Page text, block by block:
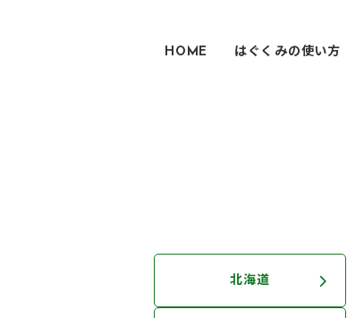
HOME はぐくみの使い方
北海道